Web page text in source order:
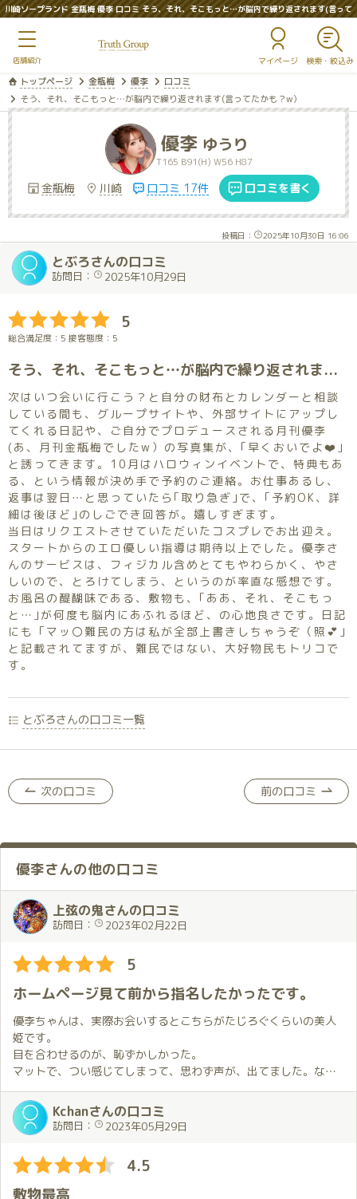
川崎ソープランド 金瓶梅 優李 口コミ そう、それ、そこもっと…が脳内で繰り返されます(言って
マイページ
トップページ 金瓶梅 優李
口コミ
そう、それ、そこもっと…が脳内で繰り返されます(言ってたかも？w）
優李 ゆうり
T165 B91(H) W56 H87
金瓶梅 川崎 口コミ 17件 口コミを書く
投稿日： 2025年10月30日 16:06
とぶろさんの口コミ
訪問日： 2025年10月29日
5
総合満足度：5 接客態度：5
そう、それ、そこもっと…が脳内で繰り返されます(言ってたかも？w）
次はいつ会いに行こう？と自分の財布とカレンダーと相談
している間も、グループサイトや、外部サイトにアップし
てくれる日記や、ご自分でプロデュースされる月刊優李
(あ、月刊金瓶梅でしたw）の写真集が、｢早くおいでよ❤️｣
と誘ってきます。10月はハロウィンイベントで、特典もあ
る、という情報が決め手で予約のご連絡。お仕事あるし、
返事は翌日…と思っていたら｢取り急ぎ｣で、｢予約OK、詳
細は後ほど｣のしごでき回答が。嬉しすぎます。
当日はリクエストさせていただいたコスプレでお出迎え。
スタートからのエロ優しい指導は期待以上でした。優李さ
んのサービスは、フィジカル含めとてもやわらかく、やさ
しいので、とろけてしまう、というのが率直な感想です。
お風呂の醍醐味である、敷物も、｢ああ、それ、そこもっ
と…｣が何度も脳内にあふれるほど、の心地良さです。日記
にも「マッ〇難民の方は私が全部上書きしちゃうぞ（照💕｣
と記載されてますが、難民ではない、大好物民もトリコで
す。
とぶろさんの口コミ一覧
次の口コミ 前の口コミ
優李さんの他の口コミ
上弦の鬼さんの口コミ
訪問日： 2023年02月22日
5
ホームページ見て前から指名したかったです。
優李ちゃんは、実際お会いするとこちらがたじろぐくらいの美人
姫です。
目を合わせるのが、恥ずかしかった。
マットで、つい感じてしまって、思わず声が、出てました。なか
なか緊張して、逝けなかったけど、気持ち良かったです。是非ま
た指名して遊んで、見たいと思いました💦
肌はツルツルで綺麗✿ﾟ❀.(*´▽`*)❀.ﾟ✿
Kchanさんの口コミ
訪問日： 2023年05月29日
4.5
敷物最高